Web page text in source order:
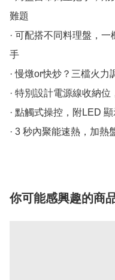
難題
· 可配搭不同料理盤，
手
· 慢燉or快炒？三檔火
· 特別設計電源線收納
· 點觸式操控，附LED
· 3 秒內聚能速熱，加
你可能感興趣的商